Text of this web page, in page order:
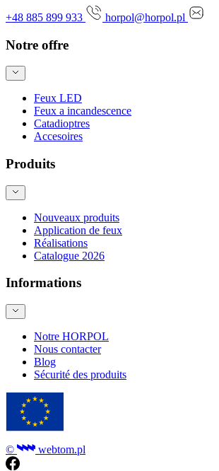
+48 885 899 933 horpol@horpol.pl
Notre offre
Feux LED
Feux a incandescence
Catadioptres
Accesoires
Produits
Nouveaux produits
Application de feux
Réalisations
Catalogue 2026
Informations
Notre HORPOL
Nous contacter
Blog
Sécurité des produits
© webtom.pl